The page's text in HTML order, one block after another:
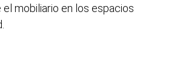
mobiliario en los espacios